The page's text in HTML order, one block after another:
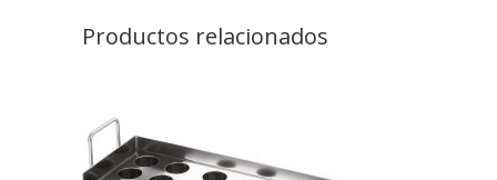
Productos relacionados